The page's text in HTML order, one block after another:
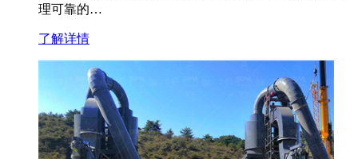
理可靠的…
了解详情